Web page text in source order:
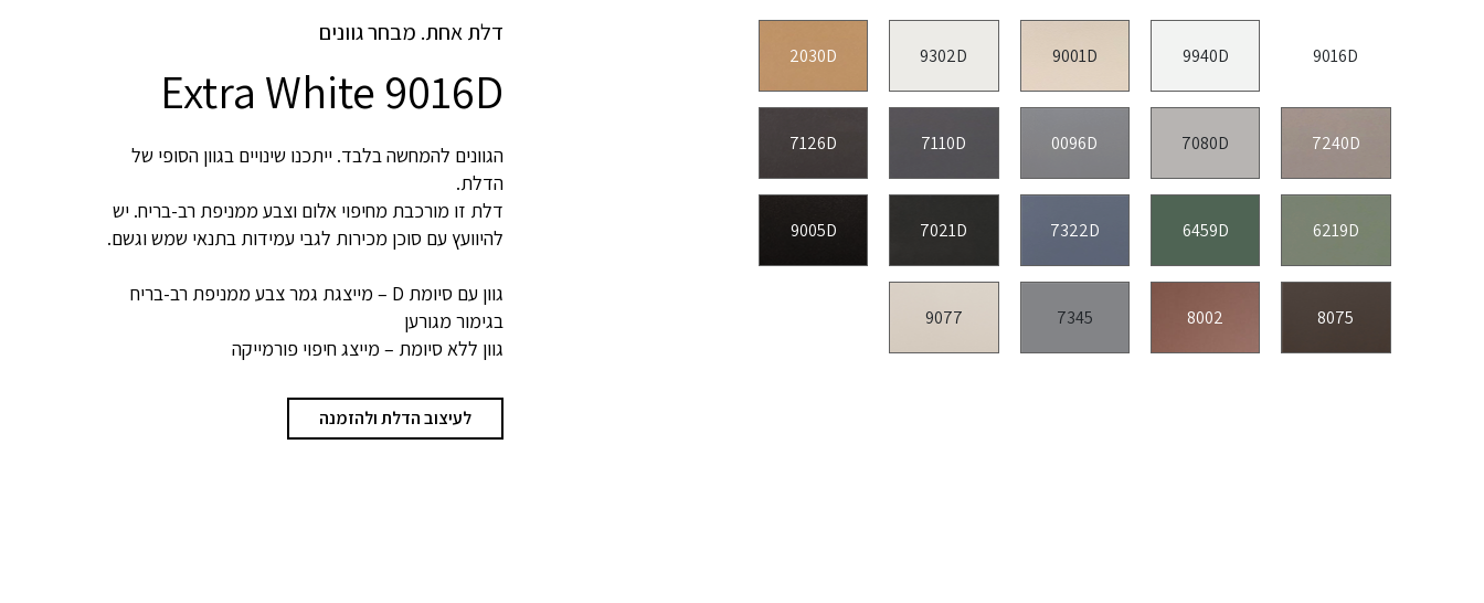
9016D
9940D
9001D
9302D
2030D
7240D
7080D
0096D
7110D
7126D
6219D
6459D
7322D
7021D
9005D
8075
8002
7345
9077
דלת אחת. מבחר גוונים
Extra White 9016D
הגוונים להמחשה בלבד. ייתכנו שינויים בגוון הסופי של
הדלת.
דלת זו מורכבת מחיפוי אלום וצבע ממניפת רב-בריח. יש
להיוועץ עם סוכן מכירות לגבי עמידות בתנאי שמש וגשם.
גוון עם סיומת D – מייצגת גמר צבע ממניפת רב-בריח
בגימור מגורען
גוון ללא סיומת – מייצג חיפוי פורמייקה
לעיצוב הדלת ולהזמנה